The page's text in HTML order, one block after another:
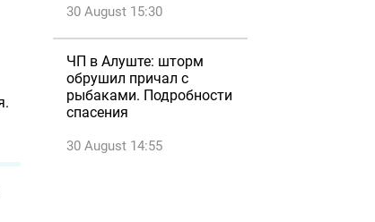
30 August 15:30
ЧП в Алуште: шторм
обрушил причал с
рыбаками. Подробности
спасения
30 August 14:55